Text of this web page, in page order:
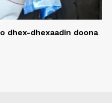
dhex-dhexaadin doona